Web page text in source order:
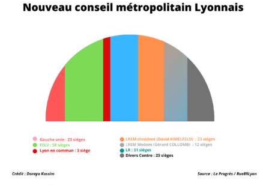
ÉPISODE
2 :
RENOUER